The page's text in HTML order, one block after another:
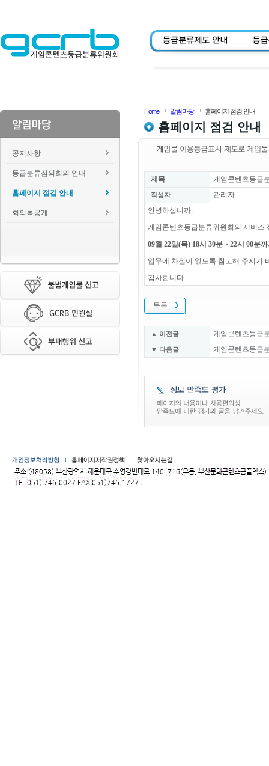
공지사항
등급분류심의회의 안내
홈페이지 점검 안내
회의록공개
Home 알림마당 홈페이지 점검 안내
홈페이지 점검 안내
제목 게임콘텐츠등급
작성자
관리자
안녕하십니까.
게임콘텐츠등급분류위원회의 서비스
09월 22일(목) 18시 30분 ~ 22시 00분
업무에 차질이 없도록 참고해 주시기
감사합니다.
목록
▲ 이전글 게임콘텐츠등급
▼ 다음글 게임콘텐츠등급